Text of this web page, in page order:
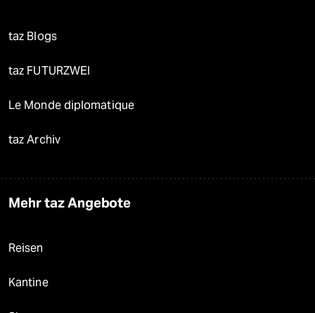
taz Blogs
taz FUTURZWEI
Le Monde diplomatique
taz Archiv
Mehr taz Angebote
Reisen
Kantine